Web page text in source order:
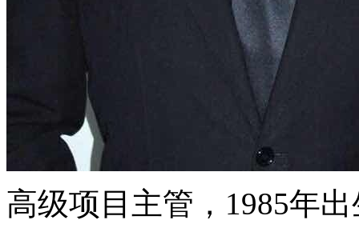
高级项目主管，1985年